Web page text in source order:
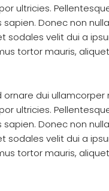
ultricies.
Donec non
velit dui a
tortor mauris,
dui
ultricies.
Donec non
velit dui a
tortor mauris,